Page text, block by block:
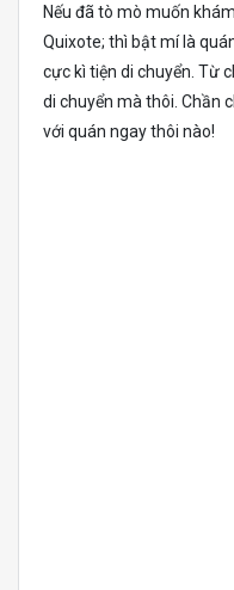
Nếu đã tò mò muốn
Quixote; thì bật mí là
cực kì tiện di chuyển. Từ
di chuyển mà thôi. Chần
với quán ngay thôi nào!